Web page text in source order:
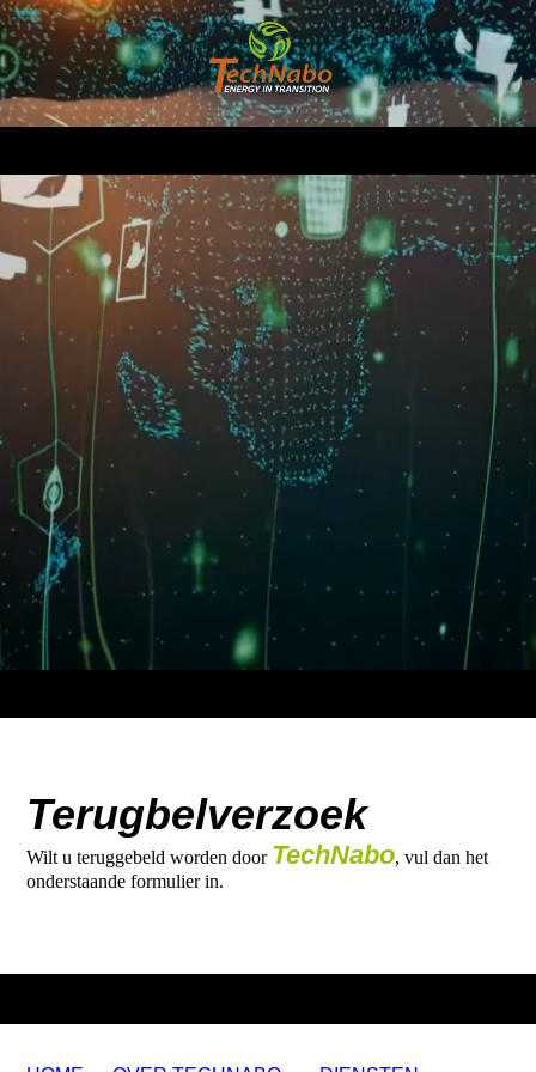
Terugbelverzoek
Wilt u teruggebeld worden door TechNabo, vul dan het
onderstaande formulier in.